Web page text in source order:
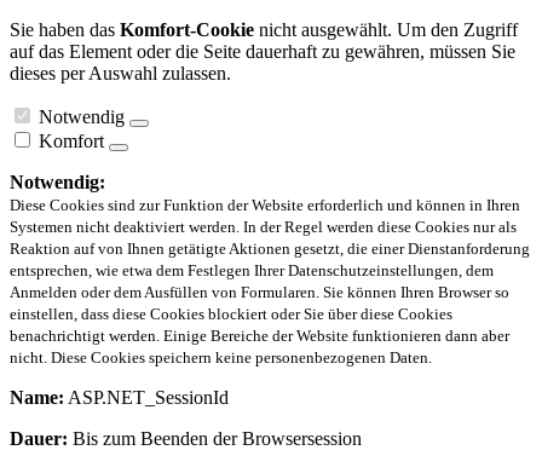
Sie haben das Komfort-Cookie nicht ausgewählt. Um den Zugriff
auf das Element oder die Seite dauerhaft zu gewähren, müssen Sie
dieses per Auswahl zulassen.
Notwendig
Komfort
Notwendig:
Diese Cookies sind zur Funktion der Website erforderlich und können in Ihren
Systemen nicht deaktiviert werden. In der Regel werden diese Cookies nur als
Reaktion auf von Ihnen getätigte Aktionen gesetzt, die einer Dienstanforderung
entsprechen, wie etwa dem Festlegen Ihrer Datenschutzeinstellungen, dem
Anmelden oder dem Ausfüllen von Formularen. Sie können Ihren Browser so
einstellen, dass diese Cookies blockiert oder Sie über diese Cookies
benachrichtigt werden. Einige Bereiche der Website funktionieren dann aber
nicht. Diese Cookies speichern keine personenbezogenen Daten.
Name: ASP.NET_SessionId
Dauer: Bis zum Beenden der Browsersession